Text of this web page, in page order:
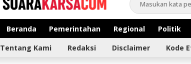
suarakarsa.com
Informasi terpercaya
Beranda Pemerintahan Regional Politik
Tentang Kami Redaksi Disclaimer Kode